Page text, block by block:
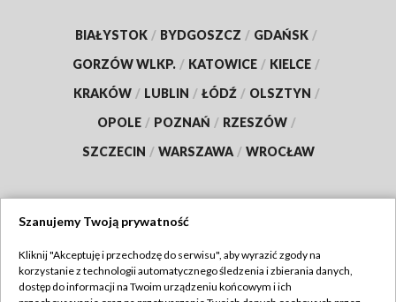
BIAŁYSTOK / BYDGOSZCZ / GDAŃSK /
GORZÓW WLKP. / KATOWICE / KIELCE /
KRAKÓW / LUBLIN / ŁÓDŹ / OLSZTYN /
OPOLE / POZNAŃ / RZESZÓW /
SZCZECIN / WARSZAWA / WROCŁAW
TVP
Szanujemy Twoją prywatność
Kliknij "Akceptuję i przechodzę do serwisu", aby wyrazić zgody na
korzystanie z technologii automatycznego śledzenia i zbierania danych,
dostęp do informacji na Twoim urządzeniu końcowym i ich